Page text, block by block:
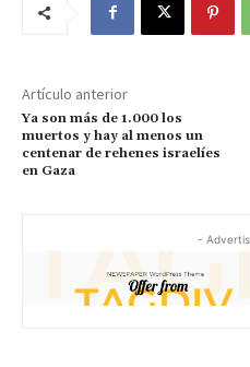
Artículo anterior
Ya son más de 1.000 los
muertos y hay al menos un
centenar de rehenes israelíes
en Gaza
-